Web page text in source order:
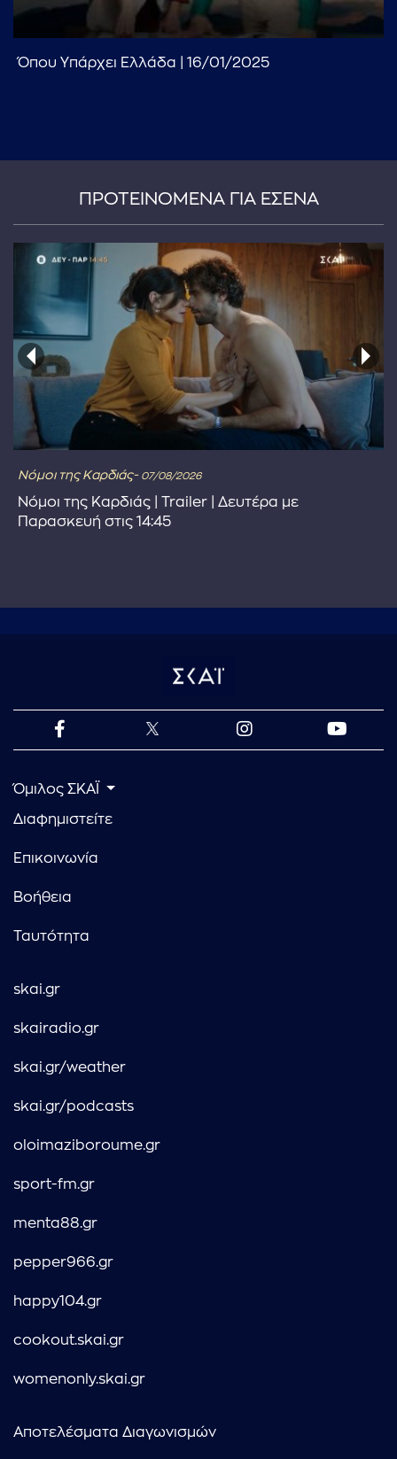
Όπου Υπάρχει Ελλάδα | 16/01/2025
ΠΡΟΤΕΙΝΟΜΕΝΑ ΓΙΑ ΕΣΕΝΑ
Νόμοι της Καρδιάς- 07/08/2026
Νόμοι της Καρδιάς | Trailer | Δευτέρα με
Παρασκευή στις 14:45
Όμιλος ΣΚΑΪ
Διαφημιστείτε
Επικοινωνία
Βοήθεια
Ταυτότητα
skai.gr
skairadio.gr
skai.gr/weather
skai.gr/podcasts
oloimaziboroume.gr
sport-fm.gr
menta88.gr
pepper966.gr
happy104.gr
cookout.skai.gr
womenonly.skai.gr
Αποτελέσματα Διαγωνισμών